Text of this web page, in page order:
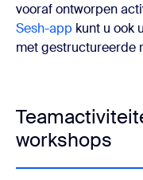
vooraf ontworpen
Sesh-app kunt u ook
met gestructureerde
workshops